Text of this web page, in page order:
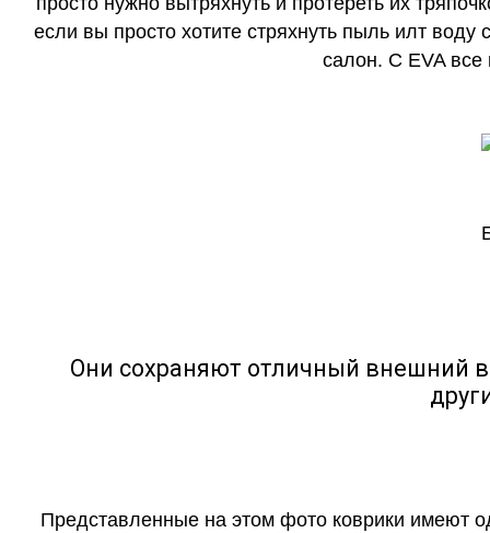
если вы просто хотите стряхнуть пыль илт воду
салон. С EVA все
Они сохраняют отличный внешний
Представленные на этом фото коврики имеют